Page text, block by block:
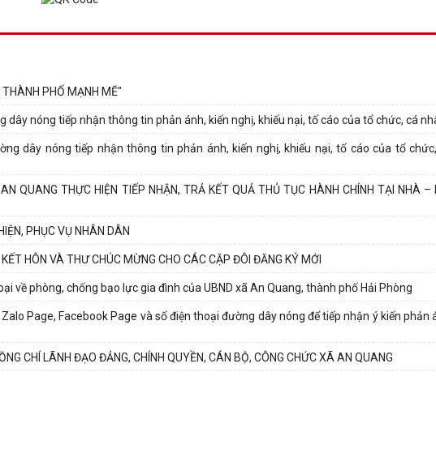
PHỐ MẠNH MẼ"
nóng tiếp nhận thông tin phản ánh, kiến nghị, khiếu nại, tố cáo của tổ chức, cá
dây nóng tiếp nhận thông tin phản ánh, kiến nghị, khiếu nại, tố cáo của tổ
QUANG THỰC HIỆN TIẾP NHẬN, TRẢ KẾT QUẢ THỦ TỤC HÀNH CHÍNH TẠI NHÀ
PHỤC VỤ NHÂN DÂN
HÔN VÀ THƯ CHÚC MỪNG CHO CÁC CẶP ĐÔI ĐĂNG KÝ MỚI
về phòng, chống bạo lực gia đình của UBND xã An Quang, thành phố Hải Phòng
Page, Facebook Page và số điện thoại đường dây nóng để tiếp nhận ý kiến phản
CHÍ LÃNH ĐẠO ĐẢNG, CHÍNH QUYỀN, CÁN BỘ, CÔNG CHỨC XÃ AN QUANG